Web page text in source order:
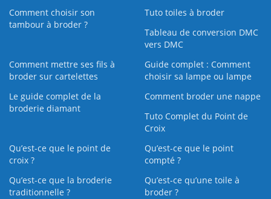
Comment choisir son
tambour à broder ?
Tuto toiles à broder
Tableau de conversion DMC
vers DMC
Comment mettre ses fils à
broder sur cartelettes
Guide complet : Comment
choisir sa lampe ou lampe
Le guide complet de la
broderie diamant
Comment broder une nappe
Tuto Complet du Point de
Croix
Qu’est-ce que le point de
croix ?
Qu’est-ce que le point
compté ?
Qu’est-ce que la broderie
traditionnelle ?
Qu’est‑ce qu’une toile à
broder ?